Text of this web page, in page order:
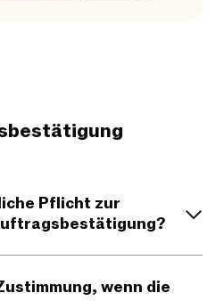
Pflicht zur
wenn die